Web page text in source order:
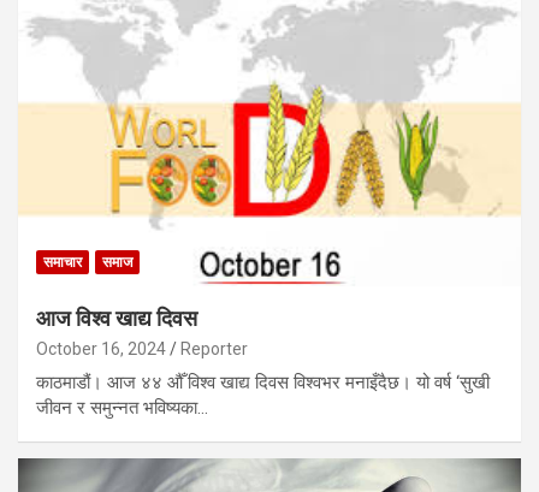
समाचार समाज
आज विश्व खाद्य दिवस
October 16, 2024 Reporter
काठमाडौं। आज ४४ औँ विश्व खाद्य दिवस विश्वभर मनाइँदैछ। यो वर्ष ‘सुखी
जीवन र समुन्नत भविष्यका…